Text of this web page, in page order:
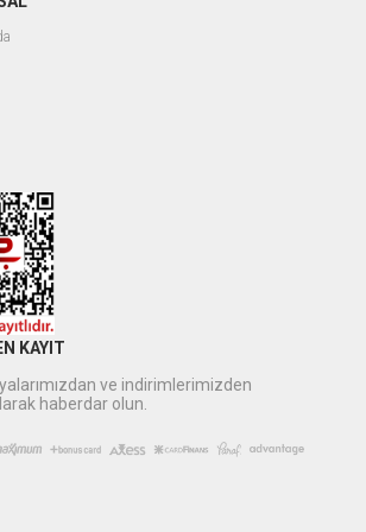
KAYIT
ve indirimlerimizden
haberdar olun.